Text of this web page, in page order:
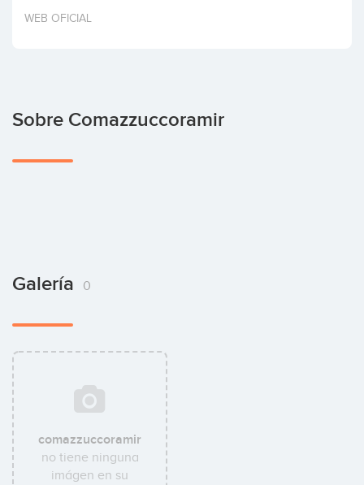
Invertir
WEB OFICIAL
Sobre Comazzuccoramir
Galería 0
comazzuccoramir
no tiene ninguna
imágen en su